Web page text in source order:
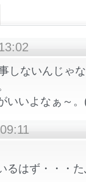
しないんじゃ
いいよなぁ～
るはず・・・